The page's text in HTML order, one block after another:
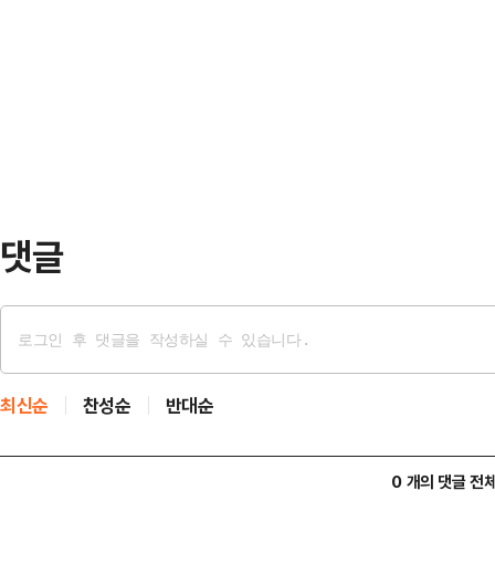
댓글
최신순 찬성순 반대순
0 개의 댓글 전